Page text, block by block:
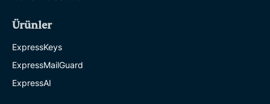
Ürünler
ExpressKeys
ExpressMailGuard
ExpressAI